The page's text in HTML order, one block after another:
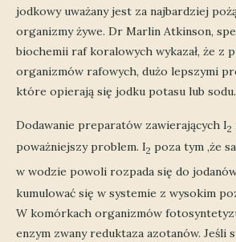
jodkowy uważany jest za najbardziej
organizmy żywe. Dr Marlin Atkinson,
biochemii raf koralowych wykazał, że z
organizmów rafowych, dużo lepszymi
które opierają się jodku potasu lub sodu.
Dodawanie preparatów zawierających I2
poważniejszy problem. I2 poza tym ,że
w wodzie powoli rozpada się do
kumulować się w systemie z wysokim
W komórkach organizmów
enzym zwany reduktaza azotanów. Jeśli